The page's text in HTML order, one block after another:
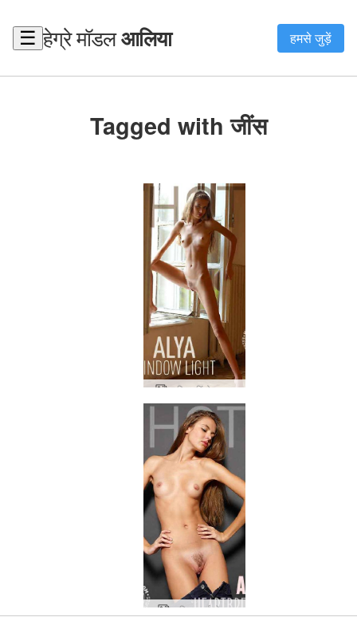
☰ हेग्रे मॉडलआलिया हमसे जुड़ें
Tagged with जींस
आलिया विंडो लाइट
आलिया हार्टब्रेकर